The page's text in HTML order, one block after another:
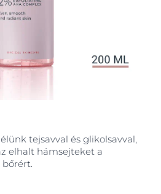
tejsavval és glikolsavval,
elhalt hámsejteket a